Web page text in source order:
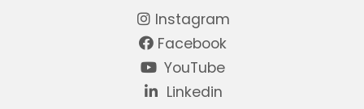
Instagram
Facebook
YouTube
Linkedin